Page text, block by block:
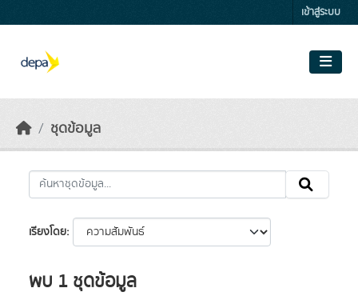
เข้าสู่ระบบ
ชุดข้อมูล
เรียงโดย
พบ 1 ชุดข้อมูล